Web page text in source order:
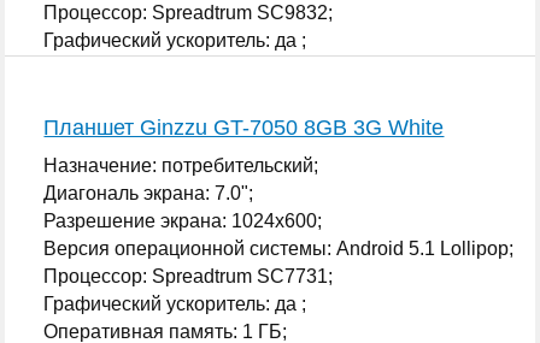
Процессор: Spreadtrum SC9832;
Графический ускоритель: да ;
Планшет Ginzzu GT-7050 8GB 3G White
Назначение: потребительский;
Диагональ экрана: 7.0";
Разрешение экрана: 1024x600;
Версия операционной системы: Android 5.1 Lollipop;
Процессор: Spreadtrum SC7731;
Графический ускоритель: да ;
Оперативная память: 1 ГБ;